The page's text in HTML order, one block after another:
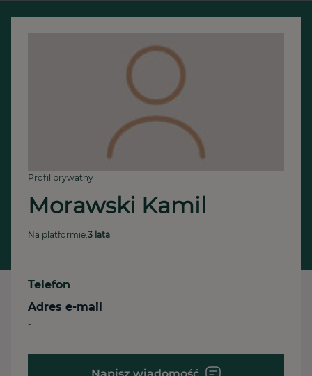
Profil prywatny
Morawski Kamil
Na platformie:3 lata
Telefon
Adres e-mail
-